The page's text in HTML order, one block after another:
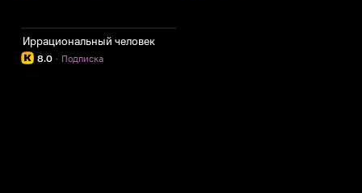
Иррациональный человек
8.0 Подписка
·